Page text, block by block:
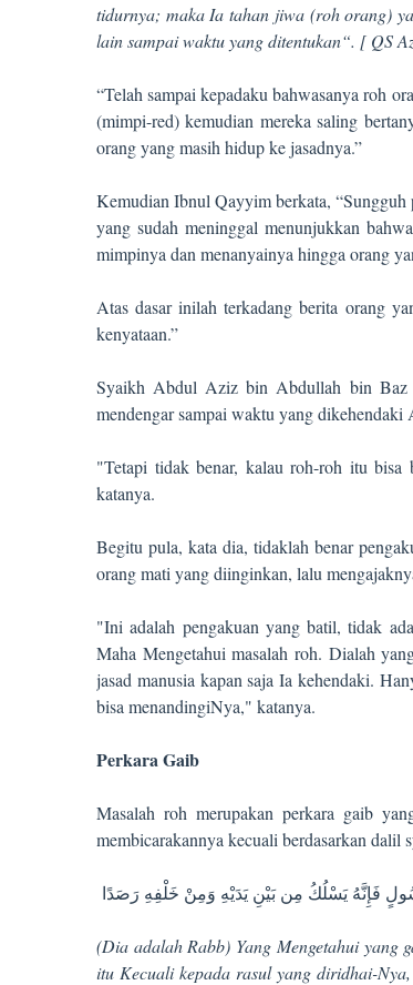
tidurnya; maka Ia tahan jiwa (roh orang)
lain sampai waktu yang ditentukan“. [ QS
“Telah sampai kepadaku bahwasanya roh
(mimpi-red) kemudian mereka saling
orang yang masih hidup ke jasadnya.”
Kemudian Ibnul Qayyim berkata, “Sungguh
yang sudah meninggal menunjukkan
mimpinya dan menanyainya hingga orang
Atas dasar inilah terkadang berita orang
kenyataan.”
Syaikh Abdul Aziz bin Abdullah bin Baz
mendengar sampai waktu yang dikehendaki
"Tetapi tidak benar, kalau roh-roh itu bisa
katanya.
Begitu pula, kata dia, tidaklah benar
orang mati yang diinginkan, lalu
"Ini adalah pengakuan yang batil, tidak
Maha Mengetahui masalah roh. Dialah
jasad manusia kapan saja Ia kehendaki.
bisa menandingiNya," katanya.
Perkara Gaib
Masalah roh merupakan perkara gaib
membicarakannya kecuali berdasarkan dalil
(Dia adalah Rabb) Yang Mengetahui yang
itu Kecuali kepada rasul yang diridhai-